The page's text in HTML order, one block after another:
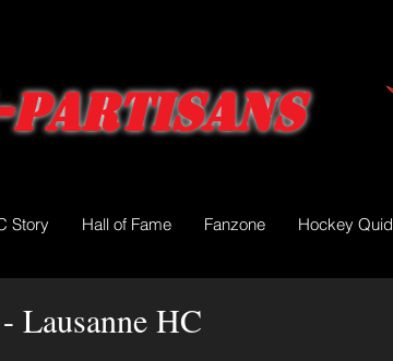
Partisans
Story Hall of Fame Fanzone Hockey Quid
Lausanne HC